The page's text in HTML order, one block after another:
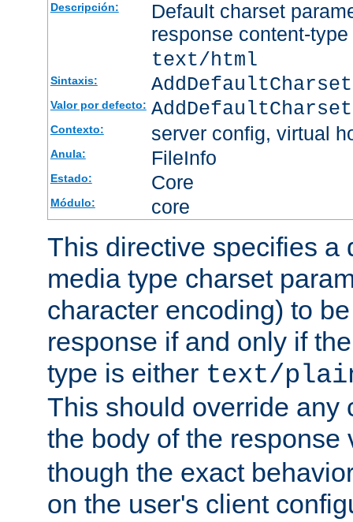
Descripción:
Default charset
response content-
text/html
Sintaxis:
Valor por defecto:
Contexto: server config, virtual
Anula: FileInfo
Estado: Core
Módulo: core
This directive specifies a
media type charset
character encoding) to
response if and only if
type is either text/
This should override any
the body of the
though the exact
on the user's client